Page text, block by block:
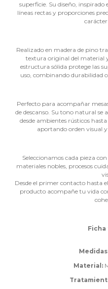
superficie. Su diseño,
líneas rectas y proporciones
Realizado en madera de pino
textura original del material
estructura sólida protege las
uso, combinando durabilidad
Perfecto para acompañar
de descanso. Su tono natural se
desde ambientes rústicos
aportando orden visual
Seleccionamos cada pieza
materiales nobles, procesos
Desde el primer contacto hasta
producto acompañe tu vida
Material: